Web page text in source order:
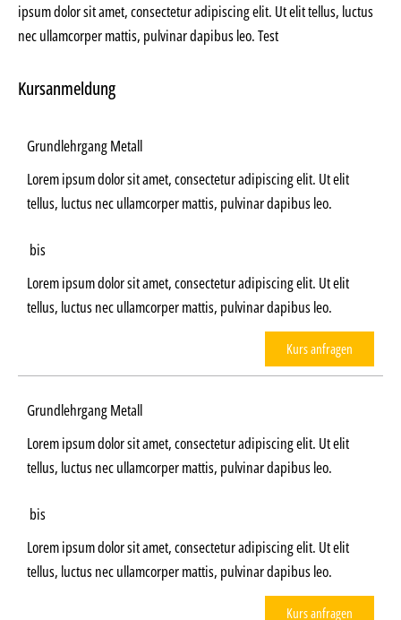
ipsum dolor sit amet, consectetur adipiscing elit. Ut elit tellus, luctus
nec ullamcorper mattis, pulvinar dapibus leo. Test
Kursanmeldung
Grundlehrgang Metall
Lorem ipsum dolor sit amet, consectetur adipiscing elit. Ut elit
tellus, luctus nec ullamcorper mattis, pulvinar dapibus leo.
bis
Lorem ipsum dolor sit amet, consectetur adipiscing elit. Ut elit
tellus, luctus nec ullamcorper mattis, pulvinar dapibus leo.
Kurs anfragen
Grundlehrgang Metall
Lorem ipsum dolor sit amet, consectetur adipiscing elit. Ut elit
tellus, luctus nec ullamcorper mattis, pulvinar dapibus leo.
bis
Lorem ipsum dolor sit amet, consectetur adipiscing elit. Ut elit
tellus, luctus nec ullamcorper mattis, pulvinar dapibus leo.
Kurs anfragen